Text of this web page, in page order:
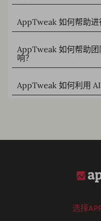
AppTweak 如何帮助进
AppTweak 如何帮助
响？
AppTweak 如何利用 AI
选择